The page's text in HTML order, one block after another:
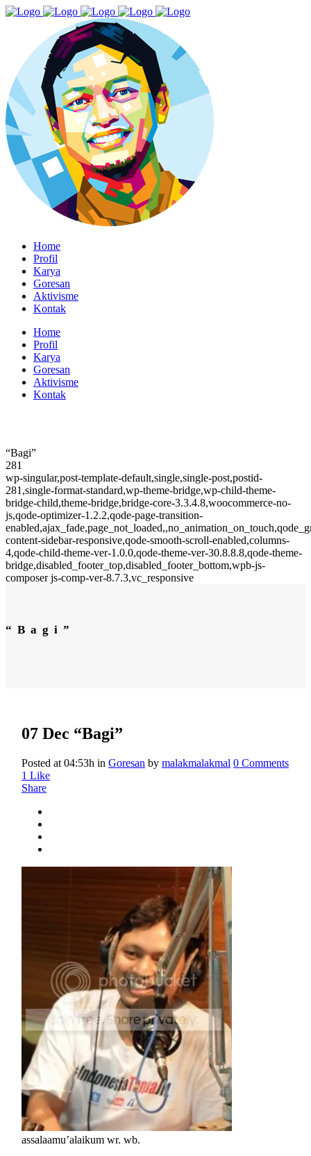
Home
Profil
Karya
Goresan
Aktivisme
Kontak
Home
Profil
Karya
Goresan
Aktivisme
Kontak
“Bagi”
281
wp-singular,post-template-default,single,single-post,postid-
281,single-format-standard,wp-theme-bridge,wp-child-theme-
bridge-child,theme-bridge,bridge-core-3.3.4.8,woocommerce-no-
js,qode-optimizer-1.2.2,qode-page-transition-
content-sidebar-responsive,qode-smooth-scroll-enabled,columns-
4,qode-child-theme-ver-1.0.0,qode-theme-ver-30.8.8.8,qode-theme-
bridge,disabled_footer_top,disabled_footer_bottom,wpb-js-
composer js-comp-ver-8.7.3,vc_responsive
“Bagi”
07 Dec “Bagi”
Posted at 04:53h in Goresan by malakmalakmal 0 Comments
1 Like
Share
assalaamu’alaikum wr. wb.